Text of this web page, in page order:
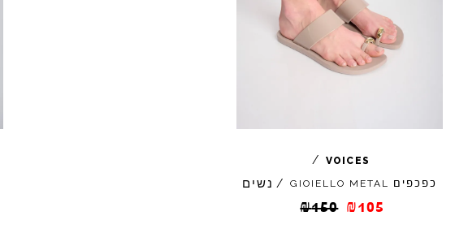
VOICES
/
כפכפים
GIOIELLO METAL
/ נשים
₪150 ₪105